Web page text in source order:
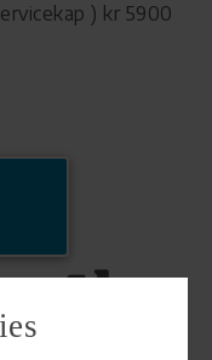
) kr 5900